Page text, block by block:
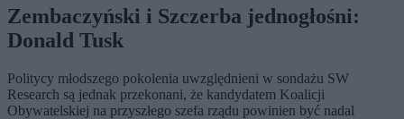
Zembaczyński i Szczerba jednogłośni:
Donald Tusk
Politycy młodszego pokolenia uwzględnieni w sondażu SW
Research są jednak przekonani, że kandydatem Koalicji
Obywatelskiej na przyszłego szefa rządu powinien być nadal